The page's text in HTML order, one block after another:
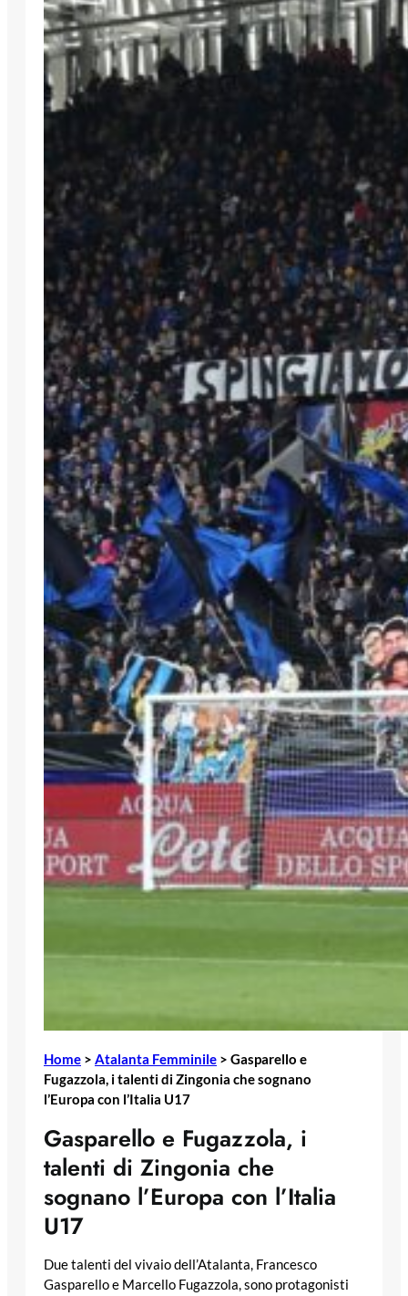
Home > Atalanta Femminile > Gasparello e
Fugazzola, i talenti di Zingonia che sognano
l’Europa con l’Italia U17
Gasparello e Fugazzola, i
talenti di Zingonia che
sognano l’Europa con l’Italia
U17
Due talenti del vivaio dell’Atalanta, Francesco
Gasparello e Marcello Fugazzola, sono protagonisti